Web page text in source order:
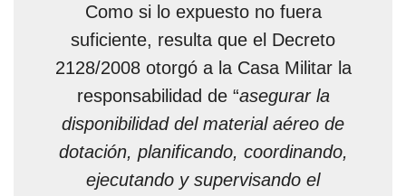
Como si lo expuesto no fuera
suficiente, resulta que el Decreto
2128/2008 otorgó a la Casa Militar la
responsabilidad de “asegurar la
disponibilidad del material aéreo de
dotación, planificando, coordinando,
ejecutando y supervisando el